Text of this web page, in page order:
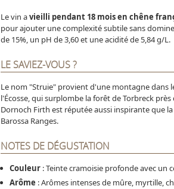
Le vin avieilli pendant 18 mois en chêne
pour ajouter une complexité subtile sans
de 15%, un pH de 3,60 et une acidité de 5,84 g/L​​.
LE SAVIEZ-VOUS ?
Le nom "Struie" provient d'une montagne dans
l'Écosse, qui surplombe la forêt de Torbreck
Dornoch Firth est réputée aussi inspirante que
Barossa Ranges​​.
NOTES DE DÉGUSTATION
Couleur : Teinte cramoisie profonde avec un
Arôme : Arômes intenses de mûre, myrtille,